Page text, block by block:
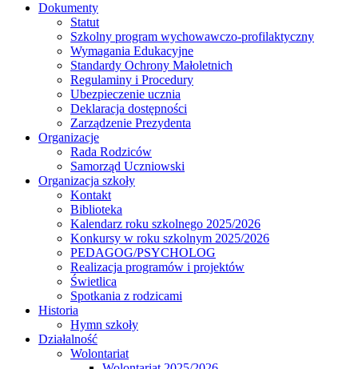
Dokumenty
Statut
Szkolny program wychowawczo-profilaktyczny
Wymagania Edukacyjne
Standardy Ochrony Małoletnich
Regulaminy i Procedury
Ubezpieczenie ucznia
Deklaracja dostępności
Zarządzenie Prezydenta
Organizacje
Rada Rodziców
Samorząd Uczniowski
Organizacja szkoły
Kontakt
Biblioteka
Kalendarz roku szkolnego 2025/2026
Konkursy w roku szkolnym 2025/2026
PEDAGOG/PSYCHOLOG
Realizacja programów i projektów
Świetlica
Spotkania z rodzicami
Historia
Hymn szkoły
Działalność
Wolontariat